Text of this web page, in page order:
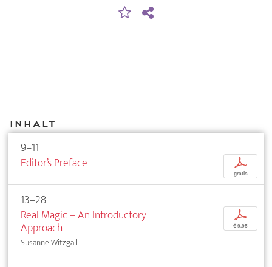
Inhalt
9–11
Editor’s Preface
p
gratis
13–28
Real Magic – An Introductory
Approach
Susanne Witzgall
p
€ 9,95